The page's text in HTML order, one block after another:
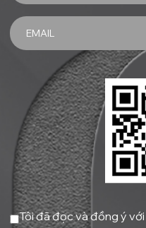
Tôi đã đọc và đồng ý với